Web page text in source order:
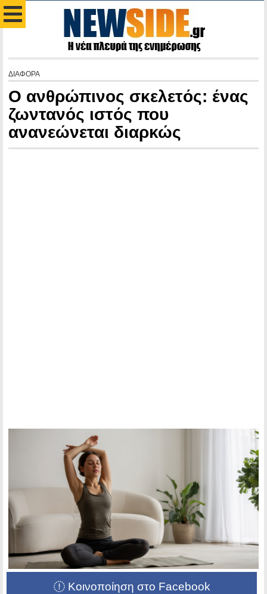
ΔΙΑΦΟΡΑ
Ο ανθρώπινος σκελετός: ένας
ζωντανός ιστός που
ανανεώνεται διαρκώς
Κοινοποίηση στο Facebook